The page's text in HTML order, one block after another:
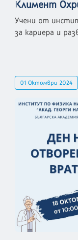
Климент
Учени от
за кариера и
01 Октомври 2024